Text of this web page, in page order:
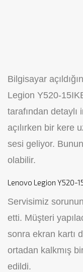
Bilgisayar
Legion Y520-
tarafından detaylı
açılırken bir kere
sesi geliyor.
olabilir.
Lenovo Legion Y520-
Servisimiz
etti. Müşteri
sonra ekran kartı
ortadan kalkmış
edildi.